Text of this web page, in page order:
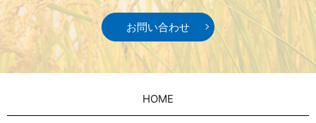
お問い合わせ
HOME